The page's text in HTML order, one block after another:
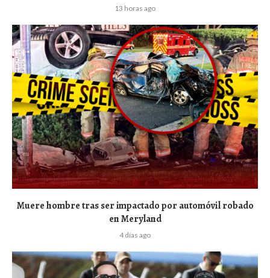
13 horas ago
Muere hombre tras ser impactado por automóvil robado
en Meryland
4 días ago